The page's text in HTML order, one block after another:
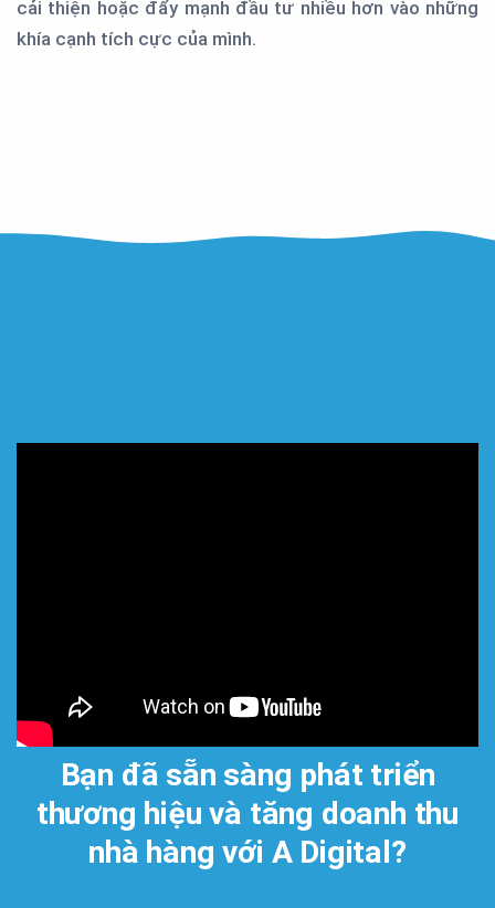
cải thiện hoặc đẩy mạnh đầu tư nhiều hơn vào những
khía cạnh tích cực của mình.
Bạn đã sẵn sàng phát triển
thương hiệu và tăng doanh thu
nhà hàng với A Digital?